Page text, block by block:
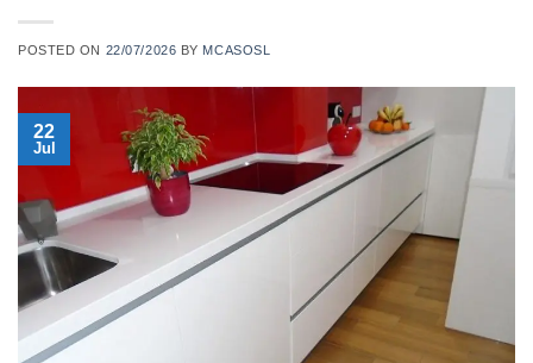
POSTED ON 22/07/2026 BY MCASOSL
22
Jul